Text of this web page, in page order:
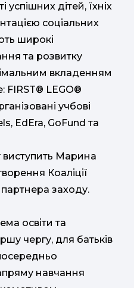
дітей, їхніх
соціальних
широкі
та розвитку
вкладенням
FIRST® LEGO®
учбові
EdEra, GoFund та
Марина
Коаліції
партнера заходу.
освіти та
чергу, для батьків
навчання